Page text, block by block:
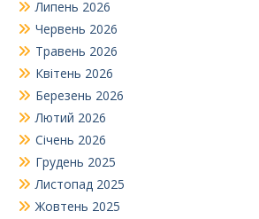
Липень 2026
Червень 2026
Травень 2026
Квітень 2026
Березень 2026
Лютий 2026
Січень 2026
Грудень 2025
Листопад 2025
Жовтень 2025